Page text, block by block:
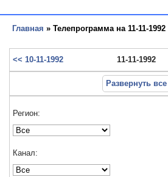
Главная » Телепрограмма на 11-11-1992
<< 10-11-1992 11-11-1992
Развернуть все
Регион:
Канал: